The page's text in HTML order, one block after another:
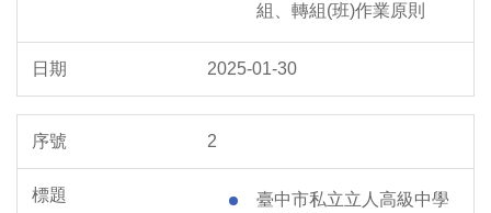
組、轉組(班)作業原則
2025-01-30
2
臺中市私立立人高級中學